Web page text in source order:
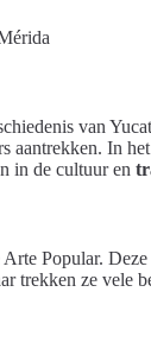
van
aantrekken. In
in de cultuur en
Popular. Deze
trekken ze vele